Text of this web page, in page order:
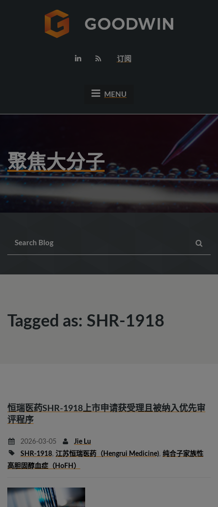
订阅
MENU
聚焦大分子
Tagged as: SHR-1918
恒瑞医药SHR-1918上市申请获受理且被纳入优先审
评程序
2026-03-05
Jie Lu
SHR-1918, 江苏恒瑞医药（Hengrui Medicine), 纯合子家族性
高胆固醇血症（HoFH）